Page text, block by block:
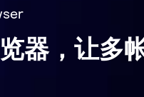
器，让多